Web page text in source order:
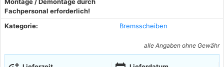
Fachpersonal erforderlich!
Kategorie:
Bremsscheiben
alle Angaben ohne Gewähr